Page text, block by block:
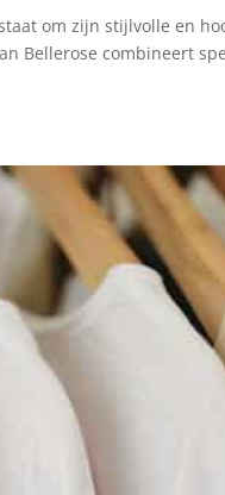
om zijn stijlvolle en
Bellerose combineert